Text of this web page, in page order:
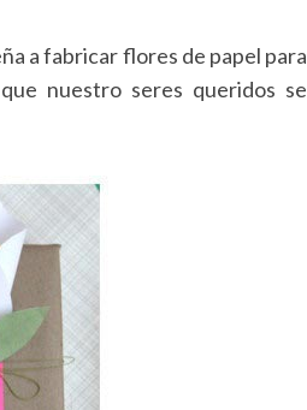
a fabricar flores de papel para
nuestro seres queridos se